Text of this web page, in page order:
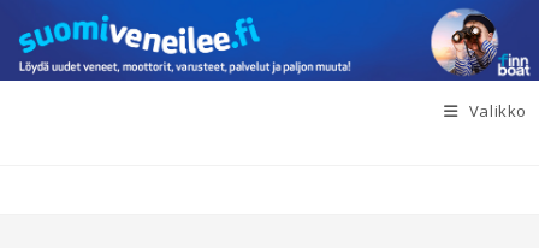
suoraan
sisältöön
Valikko